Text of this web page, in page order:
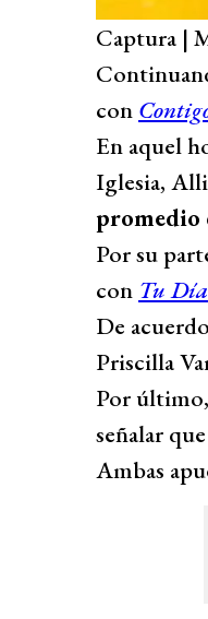
Captura |
con
En aquel
Iglesia,
promedio
Por su
con Tu Día
De
Priscilla
Por
señalar
Ambas